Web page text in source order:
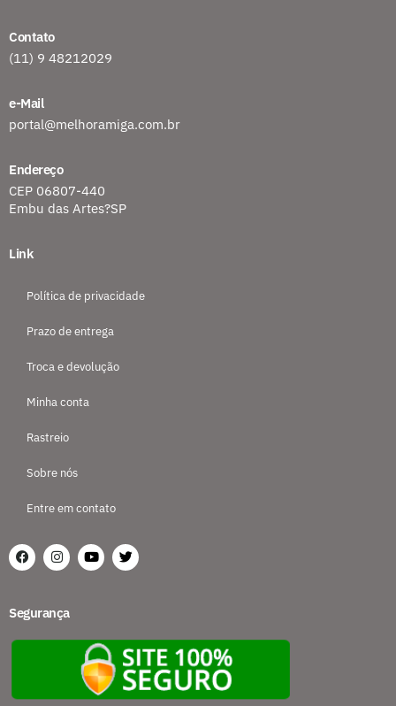
Contato
(11) 9 48212029
e-Mail
portal@melhoramiga.com.br
Endereço
CEP 06807-440
Embu das Artes?SP
Link
Política de privacidade
Prazo de entrega
Troca e devolução
Minha conta
Rastreio
Sobre nós
Entre em contato
Segurança